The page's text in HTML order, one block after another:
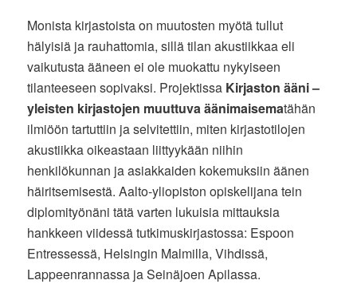
Monista kirjastoista on muutosten myötä tullut
hälyisiä ja rauhattomia, sillä tilan akustiikkaa eli
vaikutusta ääneen ei ole muokattu nykyiseen
tilanteeseen sopivaksi. Projektissa Kirjaston ääni –
yleisten kirjastojen muuttuva äänimaisematähän
ilmiöön tartuttiin ja selvitettiin, miten kirjastotilojen
akustiikka oikeastaan liittyykään niihin
henkilökunnan ja asiakkaiden kokemuksiin äänen
häiritsemisestä. Aalto-yliopiston opiskelijana tein
diplomityönäni tätä varten lukuisia mittauksia
hankkeen viidessä tutkimuskirjastossa: Espoon
Entressessä, Helsingin Malmilla, Vihdissä,
Lappeenrannassa ja Seinäjoen Apilassa.